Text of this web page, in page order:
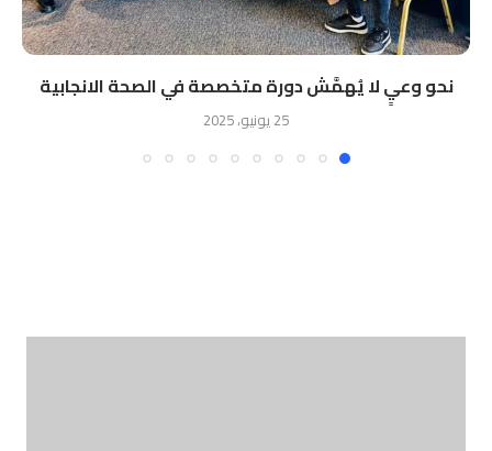
نحو وعيٍ لا يُهمَّش دورة متخصصة في الصحة الانجابية
25 يونيو، 2025